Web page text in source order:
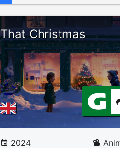
That Christmas
2024